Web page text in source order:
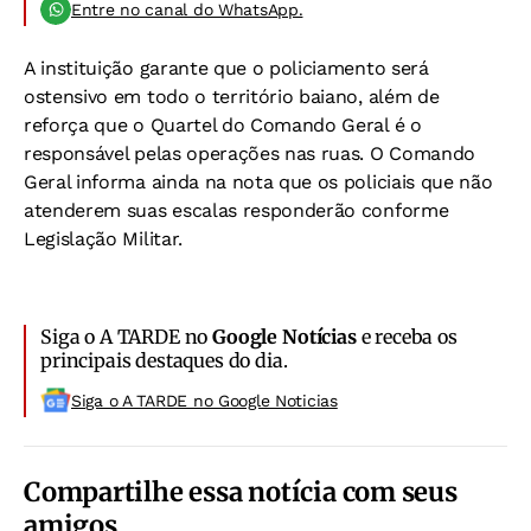
Entre no canal do WhatsApp.
A instituição garante que o policiamento será
ostensivo em todo o território baiano, além de
reforça que o Quartel do Comando Geral é o
responsável pelas operações nas ruas. O Comando
Geral informa ainda na nota que os policiais que não
atenderem suas escalas responderão conforme
Legislação Militar.
Siga o A TARDE noGoogle Notíciase receba os
principais destaques do dia.
Siga o A TARDE no Google Noticias
Compartilhe essa notícia com seus